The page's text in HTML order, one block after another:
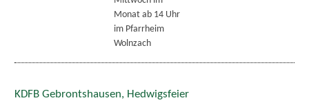
Monat ab 14 Uhr
im Pfarrheim
Wolnzach
KDFB Gebrontshausen, Hedwigsfeier